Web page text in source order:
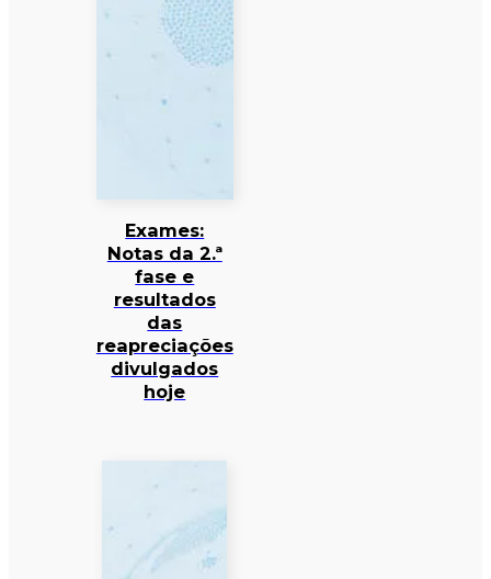
Exames:
Notas da 2.ª
fase e
resultados
das
reapreciações
divulgados
hoje